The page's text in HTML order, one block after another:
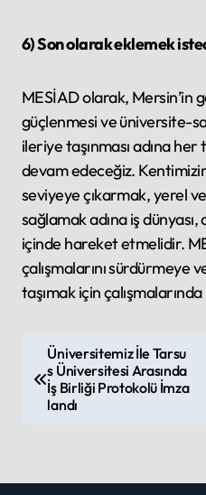
6) Son olarak eklemek
MESİAD olarak, Mersin’in
güçlenmesi ve üniversite-
ileriye taşınması adına
devam edeceğiz.
seviyeye çıkarmak, yerel
sağlamak adına iş
içinde hareket etmelidir.
çalışmalarını sürdürmeye
taşımak için çalışmalarında
o
Üniversitemiz İle Tarsu
s Üniversitesi Arasında
İş Birliği Protokolü İmza
landı